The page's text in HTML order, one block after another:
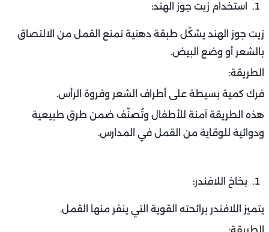
استخدام زيت جوز الهند:
زيت جوز الهند يشكّل طبقة دهنية تمنع القمل من الالتصاق
بالشعر أو وضع البيض.
الطريقة:
فرك كمية بسيطة على أطراف الشعر وفروة الرأس.
هذه الطريقة آمنة للأطفال وتُصنّف ضمن طرق طبيعية
ودوائية للوقاية من القمل في المدارس.
بخاخ اللافندر:
يتميز اللافندر برائحته القوية التي ينفر منها القمل.